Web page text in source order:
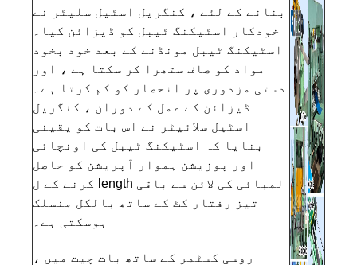
بنانے کے لئے ، کنگریل اسٹیل سلیٹر نے
خودکار اسٹیکنگ ٹیبل کو ڈیزائن کیا۔
اسٹیکنگ ٹیبل مونڈنے کے بعد خود بخود
مواد کو صاف ستھرا کر سکتا ہے ، اور
دستی مزدوری پر انحصار کو کم کرتا ہے۔
ڈیزائن کے عمل کے دوران ، کنگریل
اسٹیل سلائیٹر نے اس بات کو یقینی
بنایا کہ اسٹیکنگ ٹیبل کی اونچائی
اور پوزیشن ہموار آپریشن کو حاصل
کرنے کے ل length لمبائی کی لائن سے باقی
تیز رفتار کٹ کے ساتھ بالکل منسلک
ہوسکتی ہے۔
روسی کسٹمر کے ساتھ بات چیت میں ،